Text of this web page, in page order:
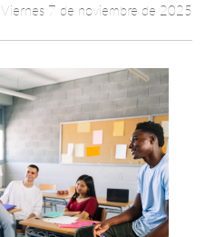
Viernes 7 de noviembre de 2025